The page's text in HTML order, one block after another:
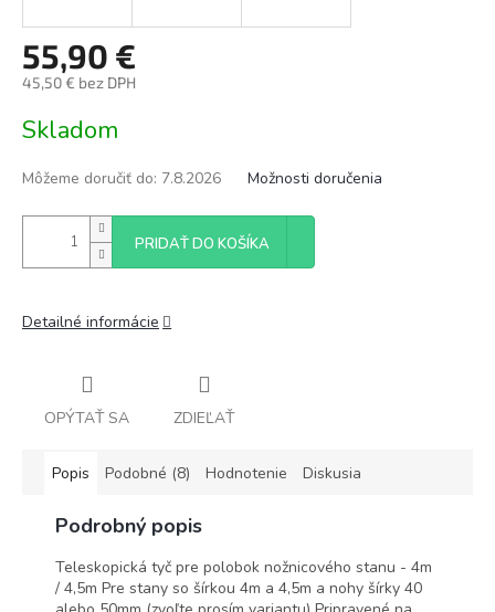
55,90 €
45,50 € bez DPH
cena:
Skladom
Môžeme doručiť do: 7.8.2026 Možnosti doručenia
PRIDAŤ DO KOŠÍKA
Detailné informácie
OPÝTAŤ SA ZDIEĽAŤ
Popis Podobné (8) Hodnotenie Diskusia
Podrobný popis
Teleskopická tyč pre polobok nožnicového stanu - 4m
/ 4,5m Pre stany so šírkou 4m a 4,5m a nohy šírky 40